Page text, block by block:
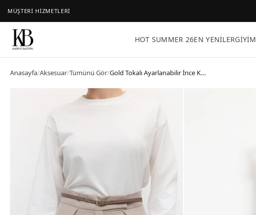
MÜŞTERİ HİZMETLERİ
HOT SUMMER 26EN YENILERGIYIM
Anasayfa/Aksesuar/Tümünü Gör/ Gold Tokalı Ayarlanabilir İnce Kemer Vizon